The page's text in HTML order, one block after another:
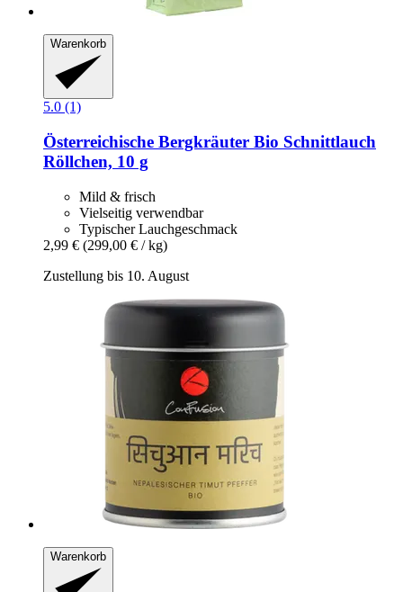
Warenkorb
5.0 (1)
Österreichische Bergkräuter Bio Schnittlauch
Röllchen, 10 g
Mild & frisch
Vielseitig verwendbar
Typischer Lauchgeschmack
2,99 € (299,00 € / kg)
Zustellung bis 10. August
Warenkorb